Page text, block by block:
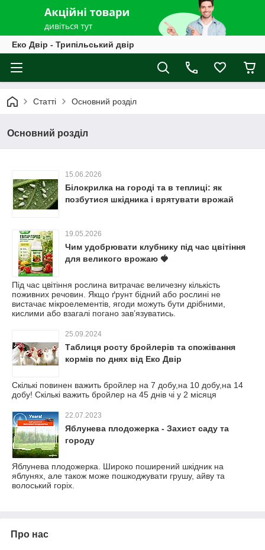
Еко Двір - Трипільський двір
Статті Основний розділ
Основний розділ
15.06.2026
Білокрилка на городі та в теплиці: як
позбутися шкідника і врятувати врожай
19.05.2026
Чим удобрювати клубнику під час цвітіння
для великого врожаю 🍓
Під час цвітіння рослина витрачає величезну кількість
поживних речовин. Якщо ґрунт бідний або рослині не
вистачає мікроелементів, ягоди можуть бути дрібними,
кислими або взагалі погано зав’язуватись.
25.09.2024
Таблиця росту бройлерів та спожівання
кормів по днях від Еко Двір
Скількі повинен важить бройлер на 7 добу,на 10 добу,на 14
добу! Скількі важить бройлер на 45 днів чі у 2 місяця
22.07.2023
Яблунева плодожерка - Захист саду та
городу
Яблунева плодожерка. Широко поширений шкідник на
яблунях, але також може пошкоджувати грушу, айву та
волоський горіх.
Про нас